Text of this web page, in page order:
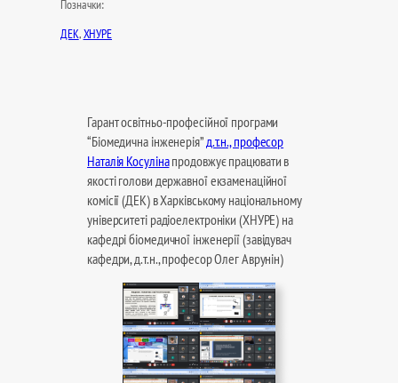
Позначки:
ДЕК, ХНУРЕ
Гарант освітньо-професійної програми
“Біомедична інженерія”д.т.н., професор
Наталія Косулінапродовжує працювати в
якості голови державної екзаменаційної
комісії (ДЕК) в Харківському національному
університеті радіоелектроніки (ХНУРЕ) на
кафедрі біомедичної інженерії (завідувач
кафедри, д.т.н., професор Олег Аврунін)